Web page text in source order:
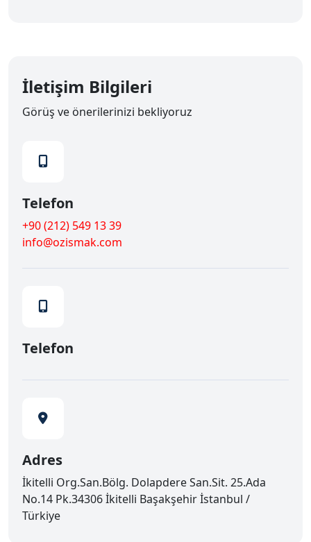
İletişim Bilgileri
Görüş ve önerilerinizi bekliyoruz
Telefon
+90 (212) 549 13 39
info@ozismak.com
Telefon
Adres
İkitelli Org.San.Bölg. Dolapdere San.Sit. 25.Ada
No.14 Pk.34306 İkitelli Başakşehir İstanbul /
Türkiye